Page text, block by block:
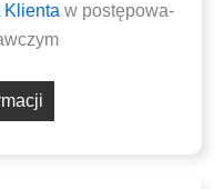
Klien­ta w postę­po­wa­